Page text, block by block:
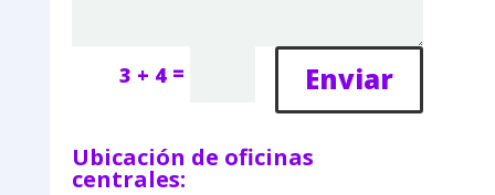
3 + 4 = Enviar
Ubicación de oficinas
centrales: